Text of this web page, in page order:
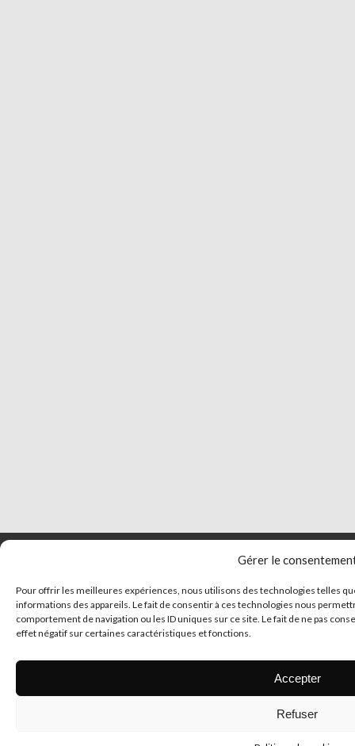
Gérer le
Pour offrir les meilleures expériences, nous utilisons des technologies telles
informations des appareils. Le fait de consentir à ces technologies nous
comportement de navigation ou les ID uniques sur ce site. Le fait de ne pas
effet négatif sur certaines caractéristiques et fonctions.
Accepter
Refuser
© 2026 Tous droits